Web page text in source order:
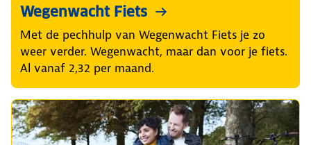
Wegenwacht Fiets
Met de pechhulp van Wegenwacht Fiets je zo
weer verder. Wegenwacht, maar dan voor je fiets.
Al vanaf 2,32 per maand.